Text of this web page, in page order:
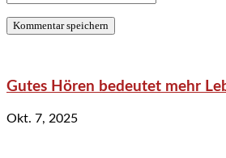
Gutes Hören bedeutet mehr
Okt. 7, 2025